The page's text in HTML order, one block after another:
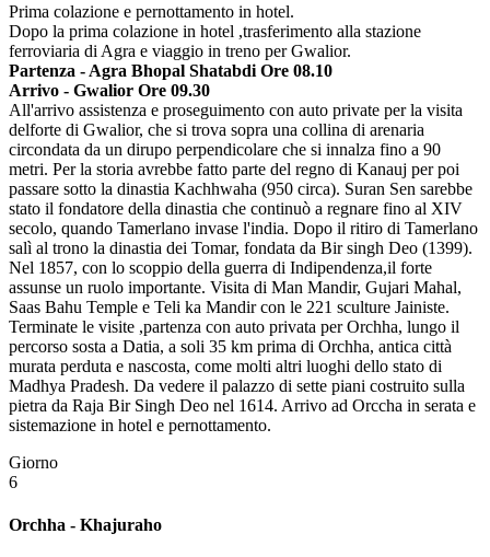
Prima colazione e pernottamento in hotel.
Dopo la prima colazione in hotel ,trasferimento alla stazione
ferroviaria di Agra e viaggio in treno per Gwalior.
Partenza - Agra Bhopal Shatabdi Ore 08.10
Arrivo - Gwalior Ore 09.30
All'arrivo assistenza e proseguimento con auto private per la visita
delforte di Gwalior, che si trova sopra una collina di arenaria
circondata da un dirupo perpendicolare che si innalza fino a 90
metri. Per la storia avrebbe fatto parte del regno di Kanauj per poi
passare sotto la dinastia Kachhwaha (950 circa). Suran Sen sarebbe
stato il fondatore della dinastia che continuò a regnare fino al XIV
secolo, quando Tamerlano invase l'india. Dopo il ritiro di Tamerlano
salì al trono la dinastia dei Tomar, fondata da Bir singh Deo (1399).
Nel 1857, con lo scoppio della guerra di Indipendenza,il forte
assunse un ruolo importante. Visita di Man Mandir, Gujari Mahal,
Saas Bahu Temple e Teli ka Mandir con le 221 sculture Jainiste.
Terminate le visite ,partenza con auto privata per Orchha, lungo il
percorso sosta a Datia, a soli 35 km prima di Orchha, antica città
murata perduta e nascosta, come molti altri luoghi dello stato di
Madhya Pradesh. Da vedere il palazzo di sette piani costruito sulla
pietra da Raja Bir Singh Deo nel 1614. Arrivo ad Orccha in serata e
sistemazione in hotel e pernottamento.
Giorno
6
Orchha - Khajuraho